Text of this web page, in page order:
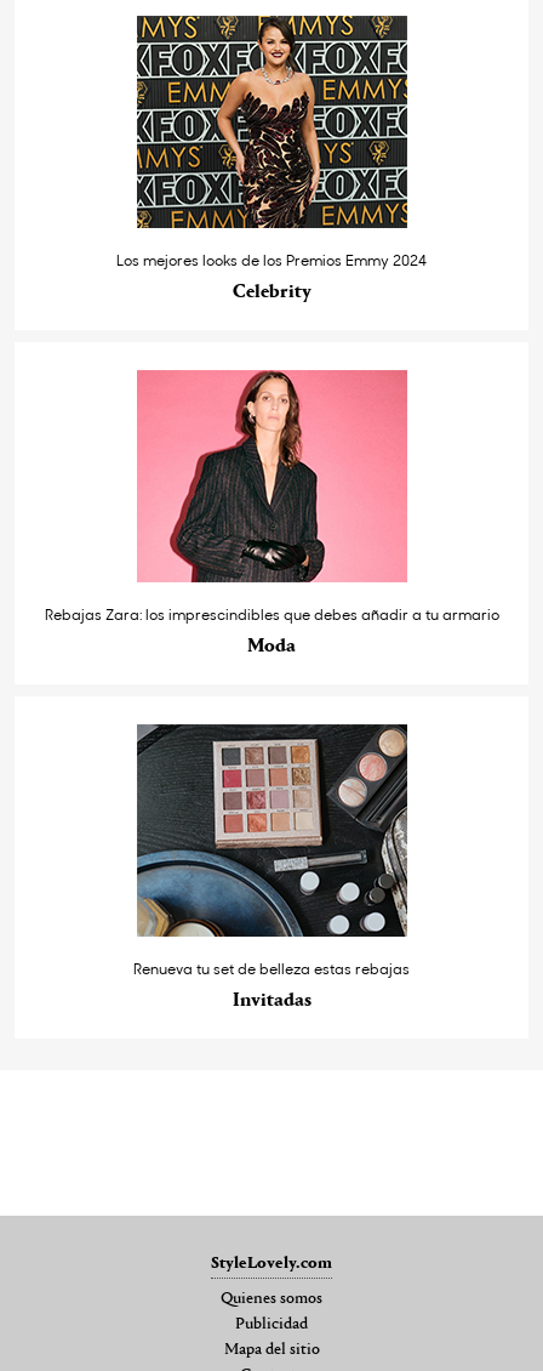
Los mejores looks de los Premios Emmy 2024
Celebrity
Rebajas Zara: los imprescindibles que debes añadir a tu armario
Moda
Renueva tu set de belleza estas rebajas
Invitadas
StyleLovely.com
Quienes somos
Publicidad
Mapa del sitio